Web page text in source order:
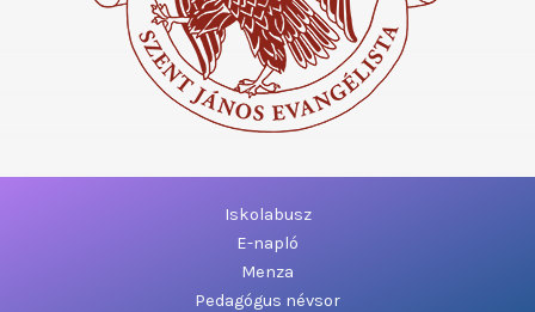
Iskolabusz
E-napló
Menza
Pedagógus névsor